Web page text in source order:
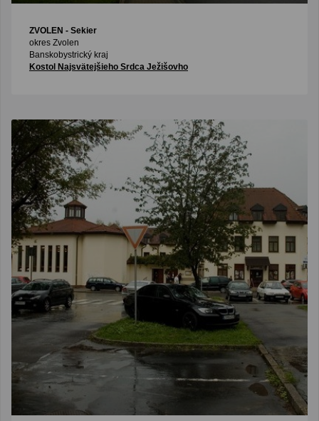
ZVOLEN - Sekier
okres Zvolen
Banskobystrický kraj
Kostol Najsvätejšieho Srdca Ježišovho